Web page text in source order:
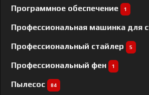
Программное обеспечение 1
Профессиональная машинка для
Профессиональный cтайлер 5
Профессиональный фен 1
Пылесос 84